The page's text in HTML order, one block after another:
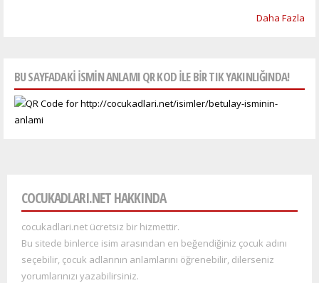
Daha Fazla
BU SAYFADAKI ISMIN ANLAMI QR KOD ILE BIR TIK YAKINLIĞINDA!
COCUKADLARI.NET HAKKINDA
cocukadlari.net ücretsiz bir hizmettir.
Bu sitede binlerce isim arasından en beğendiğiniz çocuk adını
seçebilir, çocuk adlarının anlamlarını öğrenebilir, dilerseniz
yorumlarınızı yazabilirsiniz.